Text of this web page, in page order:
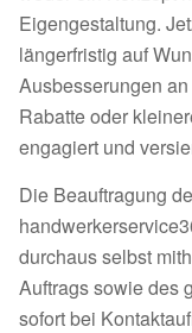
Eigengestaltung.
längerfristig auf
Ausbesserungen
Rabatte oder
engagiert und
Die Beauftragung
durchaus selbst
Auftrags sowie des
sofort bei